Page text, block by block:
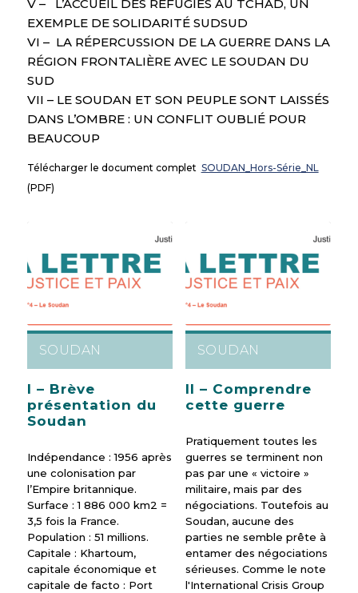
V – L’ACCUEIL DES RÉFUGIÉS AU TCHAD, UN
EXEMPLE DE SOLIDARITÉ SUDSUD
VI – LA RÉPERCUSSION DE LA GUERRE DANS LA
RÉGION FRONTALIÈRE AVEC LE SOUDAN DU
SUD
VII – LE SOUDAN ET SON PEUPLE SONT LAISSÉS
DANS L’OMBRE : UN CONFLIT OUBLIÉ POUR
BEAUCOUP
Télécharger le document complet SOUDAN_Hors-Série_NL
(PDF)
SOUDAN
I – Brève
présentation du
Soudan
Indépendance : 1956 après
une colonisation par
l’Empire britannique.
Surface : 1 886 000 km2 =
3,5 fois la France.
Population : 51 millions.
Capitale : Khartoum,
capitale économique et
capitale de facto : Port
SOUDAN
II – Comprendre
cette guerre
Pratiquement toutes les
guerres se terminent non
pas par une « victoire »
militaire, mais par des
négociations. Toutefois au
Soudan, aucune des
parties ne semble prête à
entamer des négociations
sérieuses. Comme le note
l'International Crisis Group